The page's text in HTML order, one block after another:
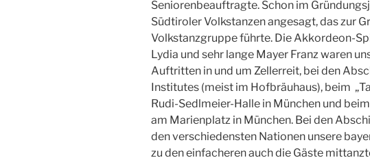
Seniorenbeauftragte. Schon im
Südtiroler Volkstanzen angesagt, das zur
Volkstanzgruppe führte. Die Akkordeon-
Lydia und sehr lange Mayer Franz waren
Auftritten in und um Zellerreit, bei den
Institutes (meist im Hofbräuhaus), beim
Rudi-Sedlmeier-Halle in München und
am Marienplatz in München. Bei den
den verschiedensten Nationen unsere
zu den einfacheren auch die Gäste